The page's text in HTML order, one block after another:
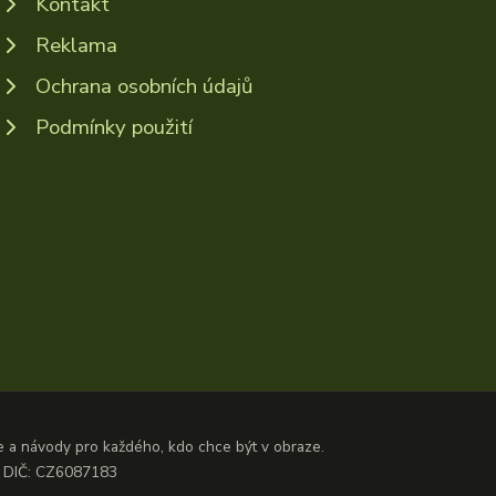
Reklama
Ochrana osobních údajů
Podmínky použití
návody pro každého, kdo chce být v obraze.
CZ6087183